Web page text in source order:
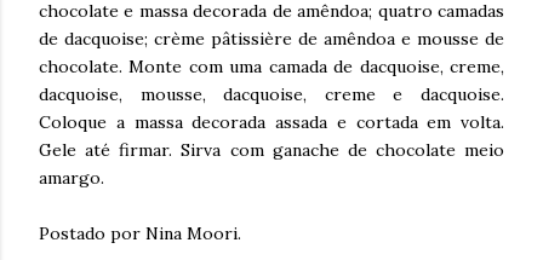
chocolate e massa decorada de amêndoa; quatro camadas
de dacquoise; crème pâtissière de amêndoa e mousse de
chocolate. Monte com uma camada de dacquoise, creme,
dacquoise, mousse, dacquoise, creme e dacquoise.
Coloque a massa decorada assada e cortada em volta.
Gele até firmar. Sirva com ganache de chocolate meio
amargo.
Postado por Nina Moori.